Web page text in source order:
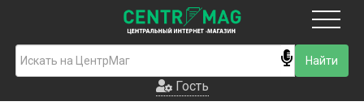
Гость
Гость